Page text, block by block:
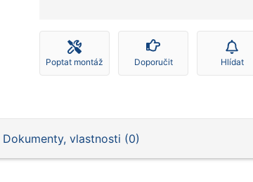
Poptat montáž Doporučit Hlídat
Dokumenty, vlastnosti (0)